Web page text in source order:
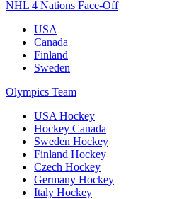
NHL 4 Nations Face-Off
USA
Canada
Finland
Sweden
Olympics Team
USA Hockey
Hockey Canada
Sweden Hockey
Finland Hockey
Czech Hockey
Germany Hockey
Italy Hockey